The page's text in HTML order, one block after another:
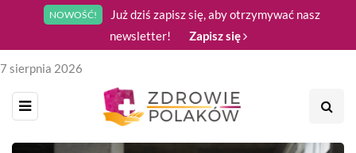
NOWOŚĆ!
Już dziś zapisz się, aby otrzymywać nasz
newsletter!
Zapisz się
7 sierpnia 2026